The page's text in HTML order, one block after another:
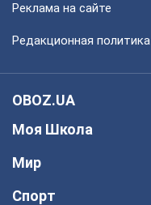
Реклама на сайте
Редакционная политика
OBOZ.UA
Моя Школа
Мир
Спорт